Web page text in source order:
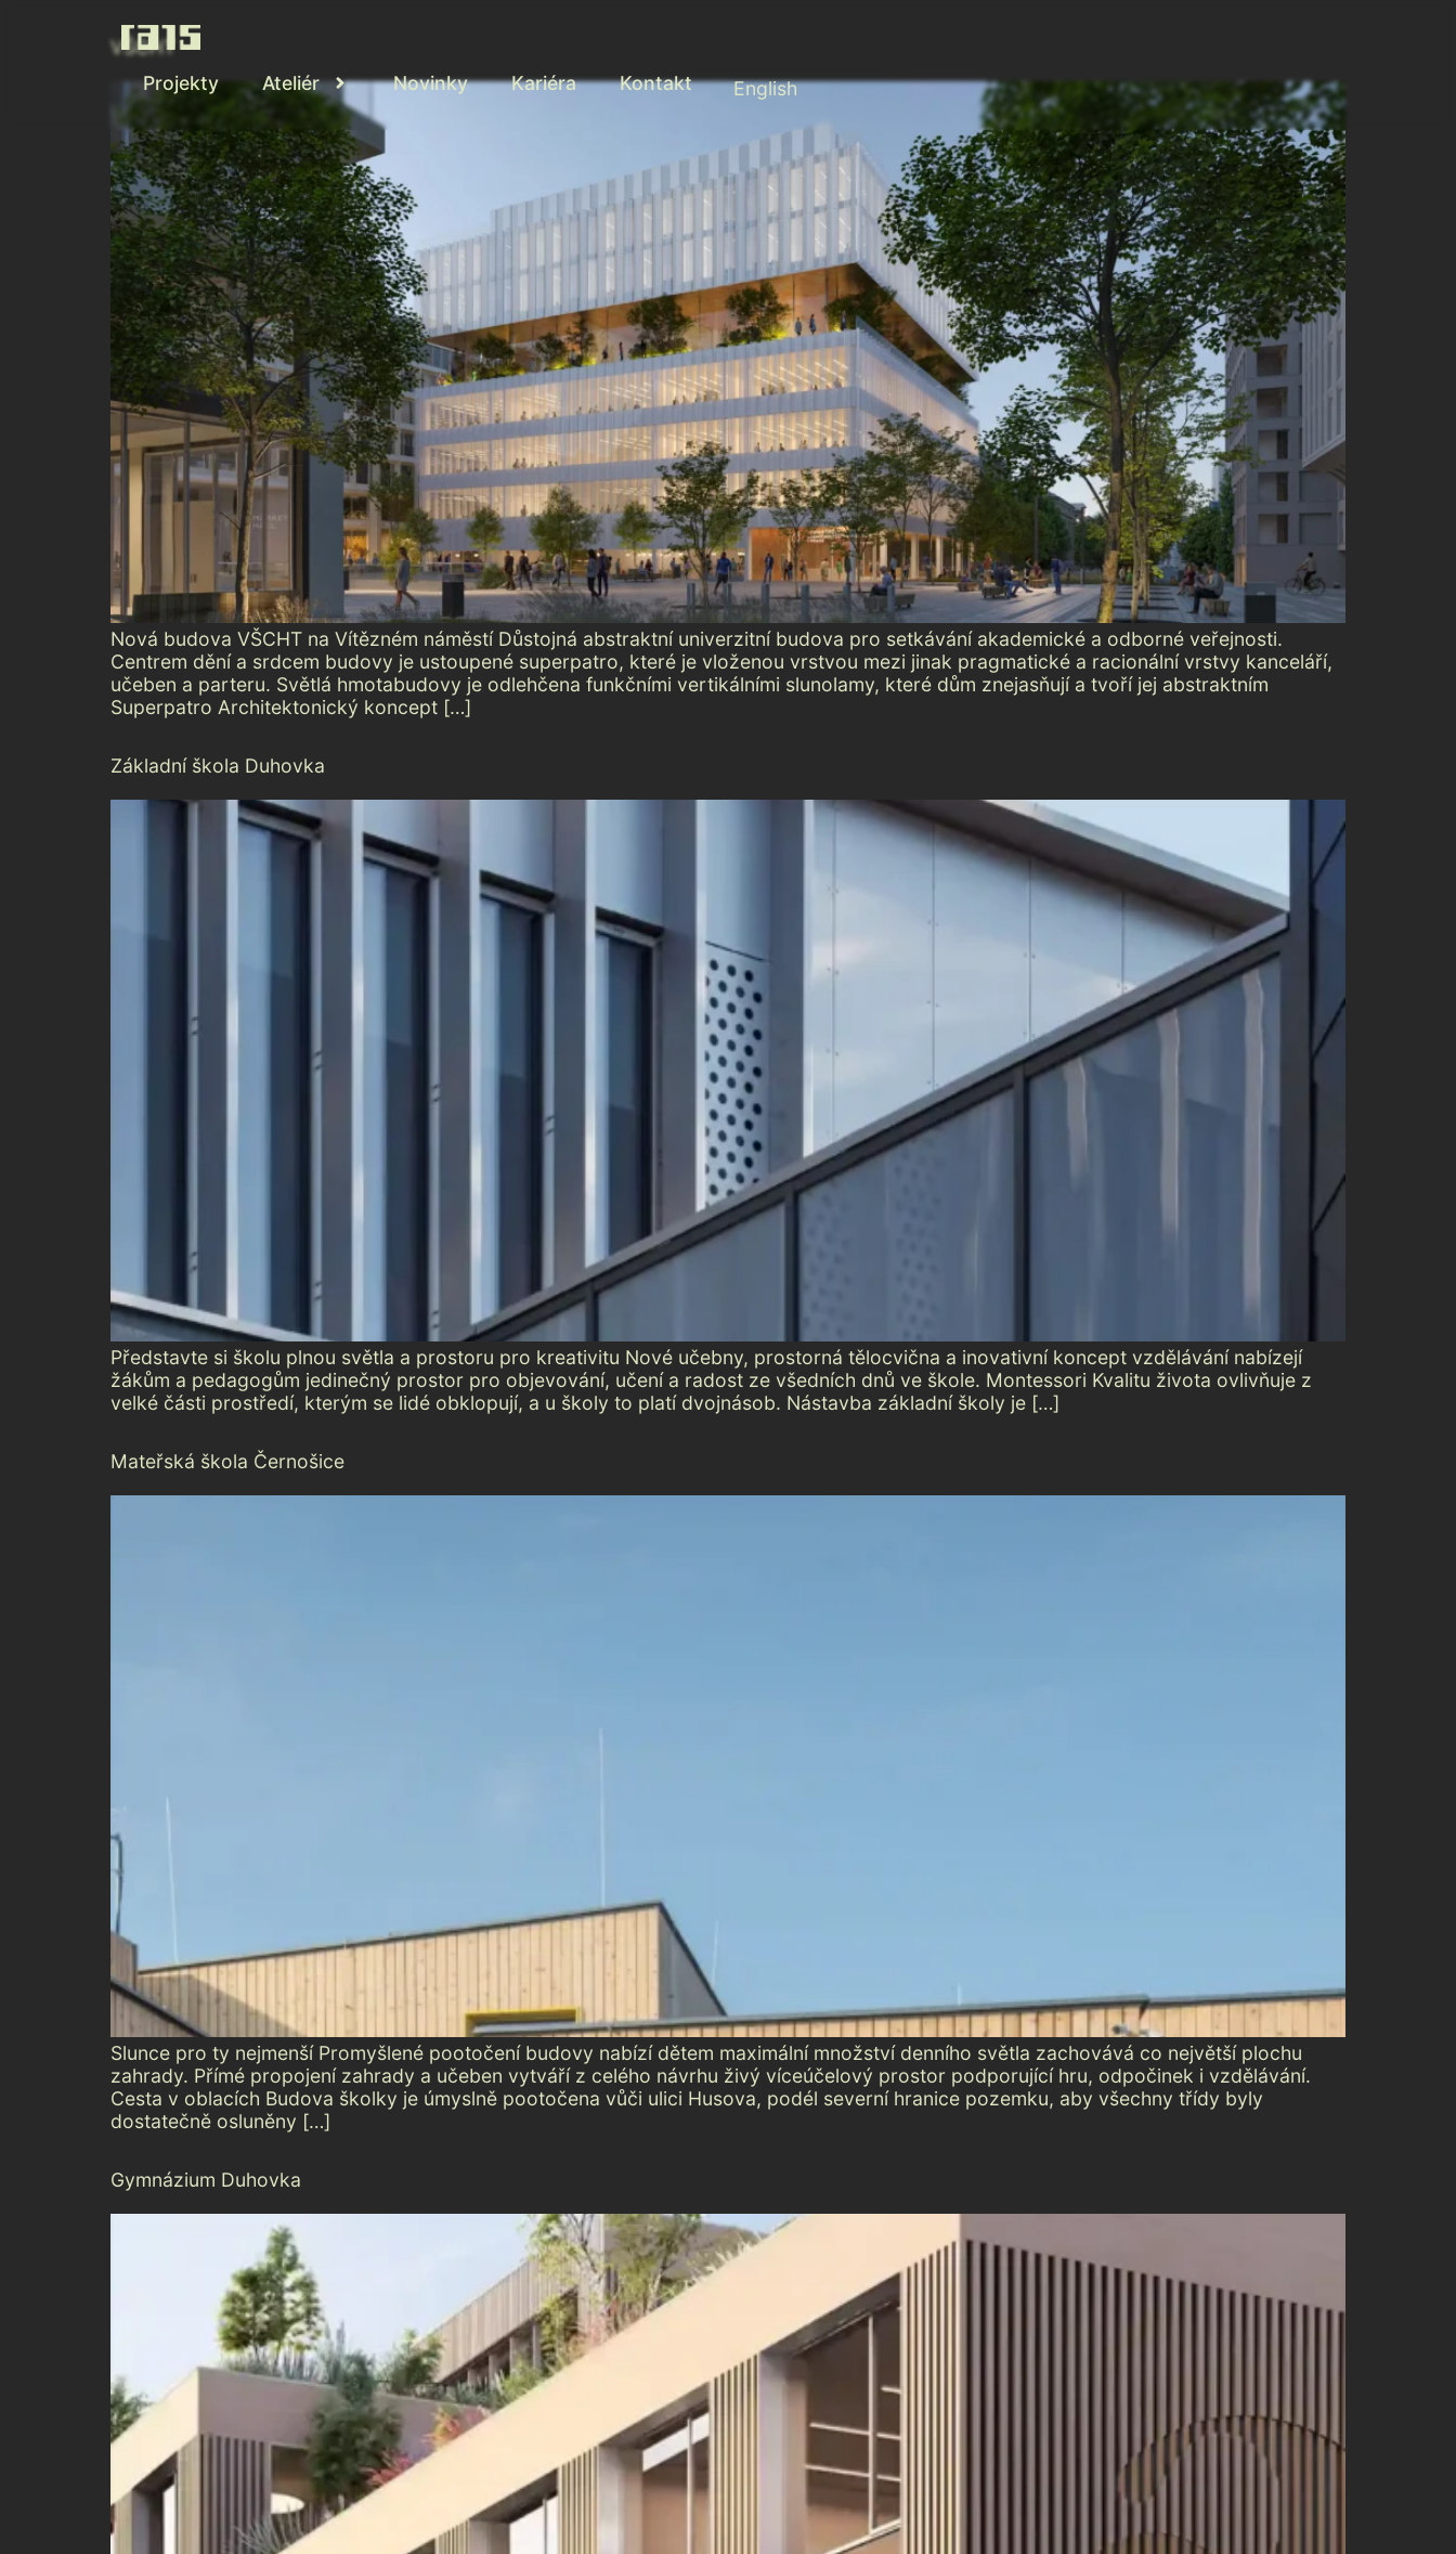
Projekty Ateliér Novinky Kariéra Kontakt English
VŠCHT
Nová budova VŠCHT na Vítězném náměstí Důstojná abstraktní univerzitní budova pro setkávání akademické a odborné veřejnosti.
Centrem dění a srdcem budovy je ustoupené superpatro, které je vloženou vrstvou mezi jinak pragmatické a racionální vrstvy kanceláří,
učeben a parteru. Světlá hmotabudovy je odlehčena funkčními vertikálními slunolamy, které dům znejasňují a tvoří jej abstraktním
Superpatro Architektonický koncept […]
Základní škola Duhovka
Představte si školu plnou světla a prostoru pro kreativitu Nové učebny, prostorná tělocvična a inovativní koncept vzdělávání nabízejí
žákům a pedagogům jedinečný prostor pro objevování, učení a radost ze všedních dnů ve škole. Montessori Kvalitu života ovlivňuje z
velké části prostředí, kterým se lidé obklopují, a u školy to platí dvojnásob. Nástavba základní školy je […]
Mateřská škola Černošice
Slunce pro ty nejmenší Promyšlené pootočení budovy nabízí dětem maximální množství denního světla zachovává co největší plochu
zahrady. Přímé propojení zahrady a učeben vytváří z celého návrhu živý víceúčelový prostor podporující hru, odpočinek i vzdělávání.
Cesta v oblacích Budova školky je úmyslně pootočena vůči ulici Husova, podél severní hranice pozemku, aby všechny třídy byly
dostatečně osluněny […]
Gymnázium Duhovka